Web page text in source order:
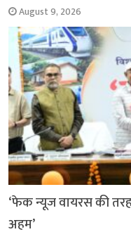
August 9, 2026
‘फेक न्यूज वायरस की
अहम’